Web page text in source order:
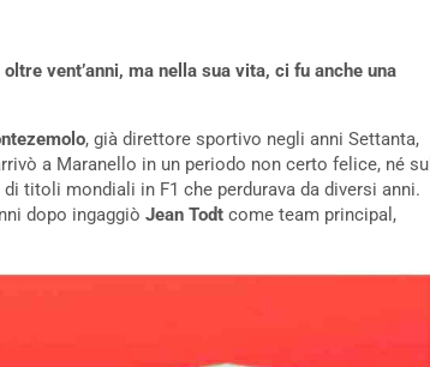
vent’anni, ma nella sua vita, ci fu anche una
, già direttore sportivo negli anni Settanta,
a Maranello in un periodo non certo felice, né sul
titoli mondiali in F1 che perdurava da diversi anni.
dopo ingaggiò Jean Todt come team principal,